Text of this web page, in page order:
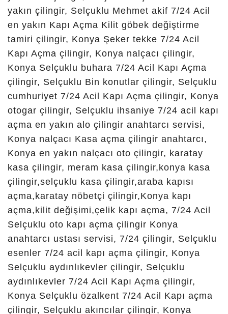
Çilingir, Başak Çilingir,
Başgötüren Çilingir,
Beşağıl Çilingir,
Büyükburnak Çilingir,
Büyüksinan Çilingir,
Çatalhüyük Çilingir,
Çataltömek Çilingir,
Çelebi Çilingir, Çengilti
Çilingir, Çimenlik Çilingir,
Divanlar Çilingir, Doğanlar
Çilingir, Doğuş Çilingir,
Elmacı Çilingir, Emirgazi
Çilingir, Erenler Çilingir,
Erler Çilingir, Esentepe
Çilingir, Fetih Çilingir,
Fevzi Çakmak Çilingir,
Gaziosmanpaşa Çilingir,